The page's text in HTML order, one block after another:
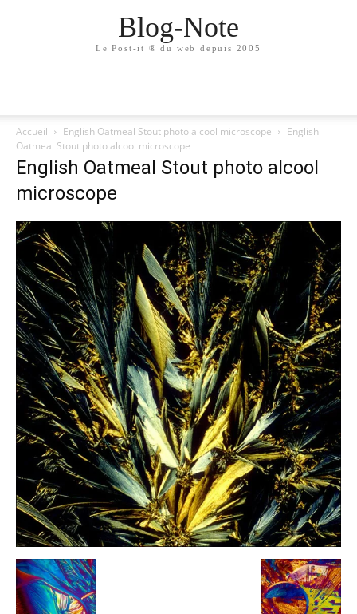
Blog-Note
Le Post-it ® du web depuis 2005
Accueil English Oatmeal Stout photo alcool microscope
English
Oatmeal Stout photo alcool microscope
English Oatmeal Stout photo alcool
microscope